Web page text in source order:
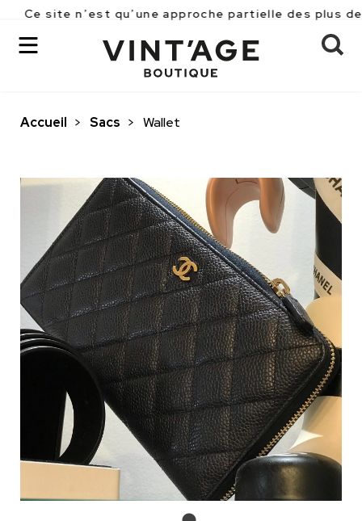
n’est qu’une approche partielle des plus de 2500
Accueil > Sacs > Wallet